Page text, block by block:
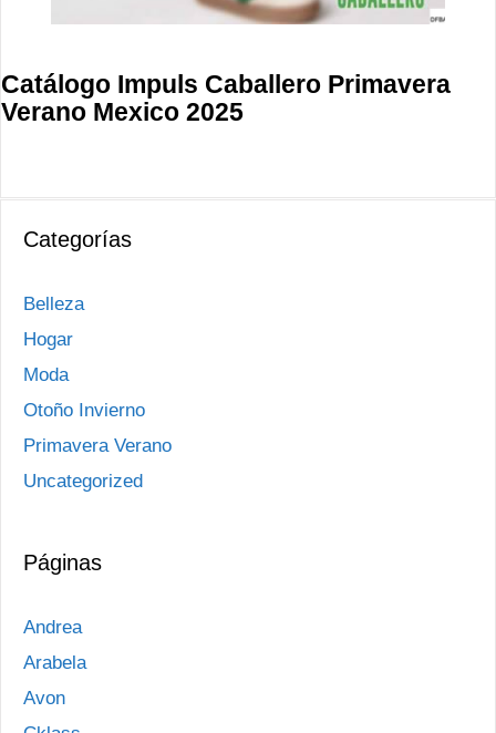
Catálogo Impuls Caballero Primavera
Verano Mexico 2025
Categorías
Belleza
Hogar
Moda
Otoño Invierno
Primavera Verano
Uncategorized
Páginas
Andrea
Arabela
Avon